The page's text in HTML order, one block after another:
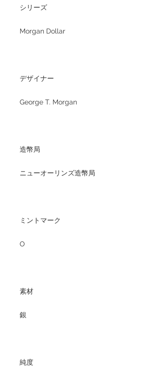
シリーズ
Morgan Dollar
デザイナー
George T. Morgan
造幣局
ニューオーリンズ造幣局
ミントマーク
O
素材
銀
純度